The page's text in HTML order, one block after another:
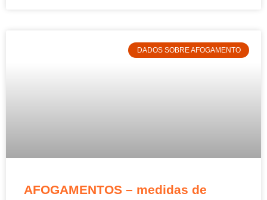
DADOS SOBRE AFOGAMENTO
AFOGAMENTOS – medidas de